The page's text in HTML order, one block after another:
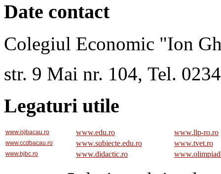
Date contact
Colegiul Economic "Ion
str. 9 Mai nr. 104, Tel.
Legaturi utile
www.isjbacau.ro www.edu.ro www.llp-ro.ro
www.ccdbacau.ro www.subiecte.edu.ro www.tvet.ro
www.bjbc.ro www.didactic.ro